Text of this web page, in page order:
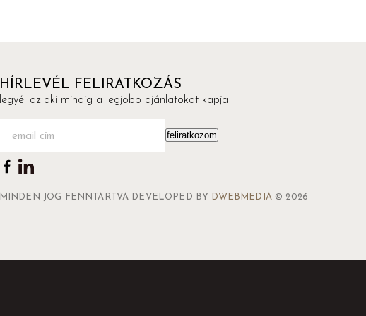
HÍRLEVÉL FELIRATKOZÁS
legyél az aki mindig a legjobb ajánlatokat kapja
feliratkozom
MINDEN JOG FENNTARTVA DEVELOPED BY DWEBMEDIA© 2026